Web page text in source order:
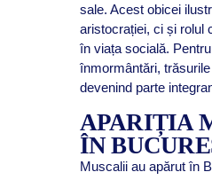
sale. Acest obicei
aristocrației, ci și rolul
în viața socială.
înmormântări,
devenind parte
APARIȚIA
ÎN
Muscalii au apărut în